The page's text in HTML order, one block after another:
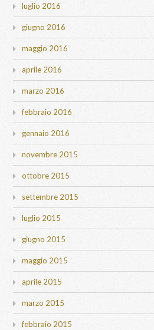
luglio 2016
giugno 2016
maggio 2016
aprile 2016
marzo 2016
febbraio 2016
gennaio 2016
novembre 2015
ottobre 2015
settembre 2015
luglio 2015
giugno 2015
maggio 2015
aprile 2015
marzo 2015
febbraio 2015